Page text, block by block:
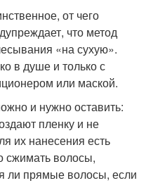
от чего
что метод
«на сухую».
в душе и только с
или маской.
и нужно оставить:
пленку и не
их нанесения есть
сжимать волосы,
ли прямые волосы, если